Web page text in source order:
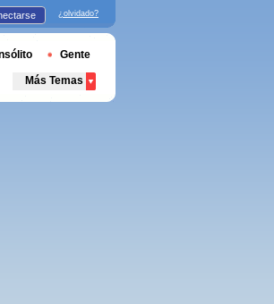
¿olvidado?
Gente
Más Temas